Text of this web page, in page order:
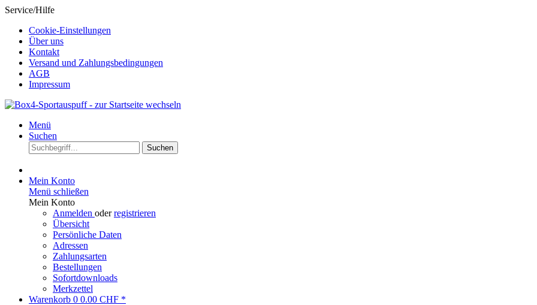
Service/Hilfe
Cookie-Einstellungen
Über uns
Kontakt
Versand und Zahlungsbedingungen
AGB
Impressum
Menü
Suchen
Suchen
Mein Konto
Menü schließen
Mein Konto
Anmelden oderregistrieren
Übersicht
Persönliche Daten
Adressen
Zahlungsarten
Bestellungen
Sofortdownloads
Merkzettel
Warenkorb 0 0.00 CHF *